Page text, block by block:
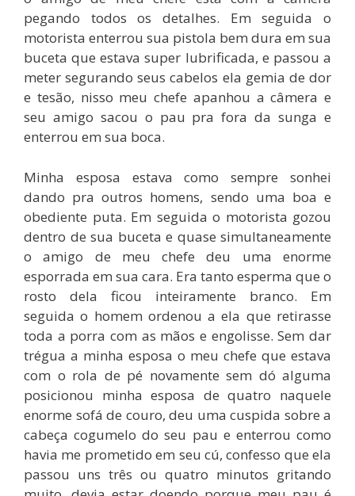
pegando todos os detalhes. Em seguida o
motorista enterrou sua pistola bem dura em sua
buceta que estava super lubrificada, e passou a
meter segurando seus cabelos ela gemia de dor
e tesão, nisso meu chefe apanhou a câmera e
seu amigo sacou o pau pra fora da sunga e
enterrou em sua boca.
Minha esposa estava como sempre sonhei
dando pra outros homens, sendo uma boa e
obediente puta. Em seguida o motorista gozou
dentro de sua buceta e quase simultaneamente
o amigo de meu chefe deu uma enorme
esporrada em sua cara. Era tanto esperma que o
rosto dela ficou inteiramente branco. Em
seguida o homem ordenou a ela que retirasse
toda a porra com as mãos e engolisse. Sem dar
trégua a minha esposa o meu chefe que estava
com o rola de pé novamente sem dó alguma
posicionou minha esposa de quatro naquele
enorme sofá de couro, deu uma cuspida sobre a
cabeça cogumelo do seu pau e enterrou como
havia me prometido em seu cú, confesso que ela
passou uns três ou quatro minutos gritando